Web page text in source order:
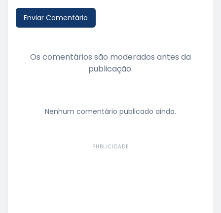
Enviar Comentário
Os comentários são moderados antes da
publicação.
Nenhum comentário publicado ainda.
PUBLICIDADE